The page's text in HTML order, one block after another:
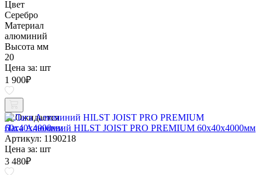
Цвет
Серебро
Материал
алюминий
Высота мм
20
Цена за: шт
1 900₽
Ожидается
Лага Алюминий HILST JOIST PRO PREMIUM 60х40х4000мм
Артикул: 1190218
Цена за: шт
3 480₽